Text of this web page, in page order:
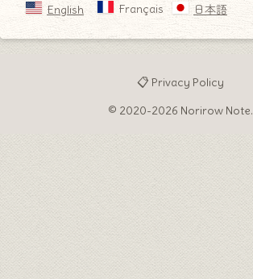
English Français 日本語
📋 Privacy Policy
© 2020-2026 Norirow Note.